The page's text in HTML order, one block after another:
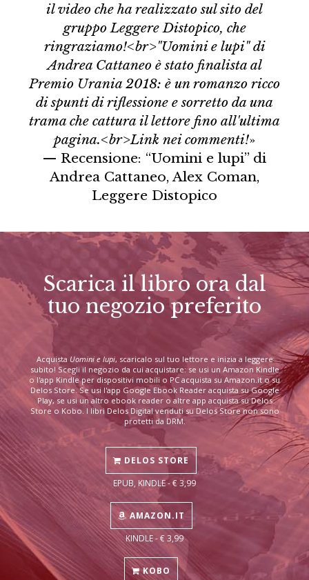
il video che ha realizzato sul sito del
gruppo Leggere Distopico, che
ringraziamo!<br>"Uomini e lupi" di
Andrea Cattaneo è stato finalista al
Premio Urania 2018: è un romanzo ricco
di spunti di riflessione e sorretto da una
trama che cattura il lettore fino all'ultima
pagina.<br>Link nei commenti!»
— Recensione: “Uomini e lupi” di
Andrea Cattaneo, Alex Coman,
Leggere Distopico
Scarica il libro ora dal
tuo negozio preferito
Acquista Uomini e lupi, scaricalo sul tuo lettore e inizia a leggere
subito! Scegli il negozio da cui acquistare: se usi un Amazon Kindle
o l'app Kindle per dispositivi mobili o PC acquista su Amazon.it o su
Delos Store. Se usi l'app Google Ebook Reader acquista su Google
Play, se usi un altro ebook reader o altre app acquista su Delos
Store o Kobo. I libri Delos Digital venduti su Delos Store non sono
protetti da DRM.
DELOS STORE
EPUB, KINDLE - € 3,99
AMAZON.IT
KINDLE - € 3,99
KOBO